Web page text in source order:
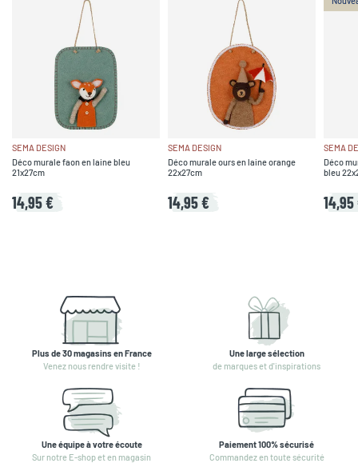
SEMA DESIGN
Déco murale faon en laine bleu
21x27cm
14,95 €
SEMA DESIGN
Déco murale ours en laine orange
22x27cm
14,95 €
SEMA
Déco
bleu
14,95
Plus de 30 magasins en France
Venez nous rendre visite !
Une large sélection
de marques et d'inspirations
Une équipe à votre écoute
Sur notre E-shop et en magasin
Paiement 100% sécurisé
Commandez en toute sécurité